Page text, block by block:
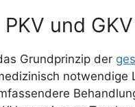
und GKV
Grundprinzip der
notwendige